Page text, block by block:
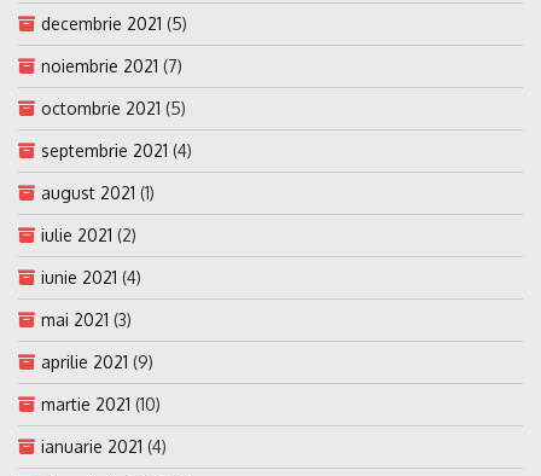
decembrie 2021 (5)
noiembrie 2021 (7)
octombrie 2021 (5)
septembrie 2021 (4)
august 2021 (1)
iulie 2021 (2)
iunie 2021 (4)
mai 2021 (3)
aprilie 2021 (9)
martie 2021 (10)
ianuarie 2021 (4)